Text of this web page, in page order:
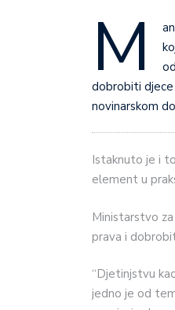
M
dobrobiti djece
novinarskom
Istaknuto je i
element u
Ministarstvo
prava i
“Djetinjstvu
jedno je od